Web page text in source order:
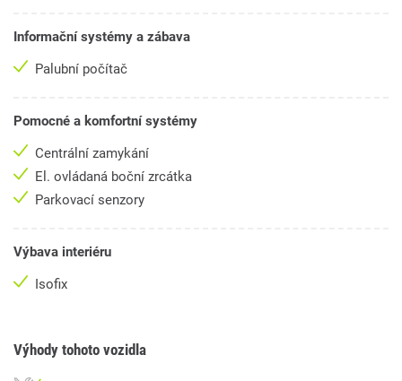
Informační systémy a zábava
Palubní počítač
Pomocné a komfortní systémy
Centrální zamykání
El. ovládaná boční zrcátka
Parkovací senzory
Výbava interiéru
Isofix
Výhody tohoto vozidla